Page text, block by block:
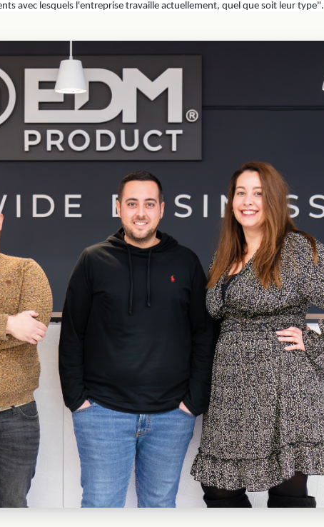
avec lesquels l'entreprise travaille actuellement, quel que soit leur type".